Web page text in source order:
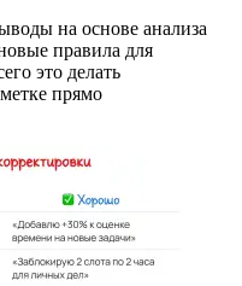
на основе анализа
правила для
это делать
прямо